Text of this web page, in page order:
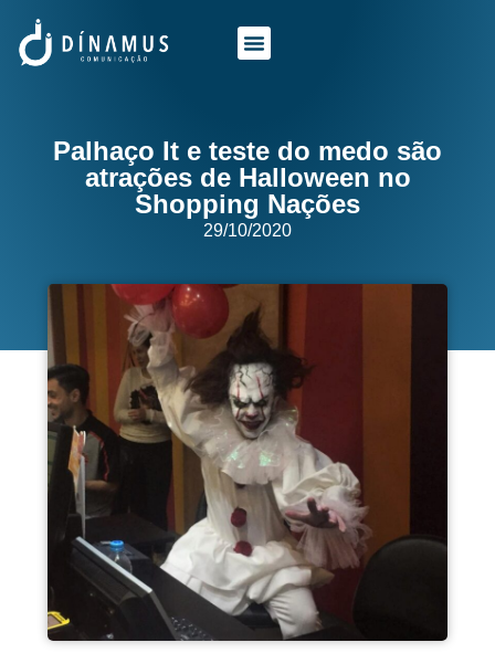
Palhaço It e teste do medo são
atrações de Halloween no
Shopping Nações
29/10/2020